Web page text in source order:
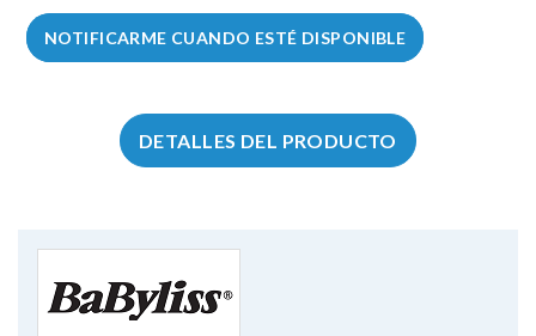
NOTIFICARME CUANDO ESTÉ DISPONIBLE
DETALLES DEL PRODUCTO